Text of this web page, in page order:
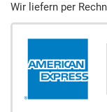
Wir liefern per